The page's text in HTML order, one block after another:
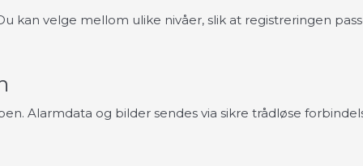
kan velge mellom ulike nivåer, slik at registreringen
Alarmdata og bilder sendes via sikre trådløse